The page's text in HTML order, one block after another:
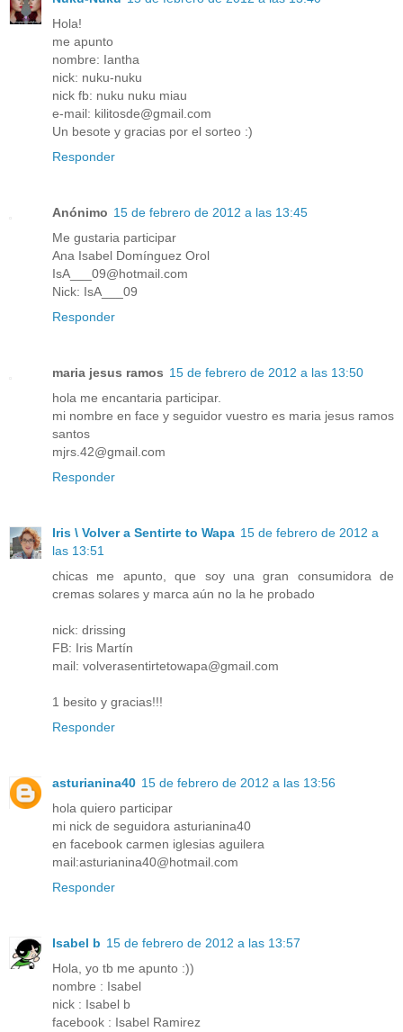
Hola!
me apunto
nombre: Iantha
nick: nuku-nuku
nick fb: nuku nuku miau
e-mail: kilitosde@gmail.com
Un besote y gracias por el sorteo :)
Responder
Anónimo 15 de febrero de 2012 a las 13:45
Me gustaria participar
Ana Isabel Domínguez Orol
IsA___09@hotmail.com
Nick: IsA___09
Responder
maria jesus ramos 15 de febrero de 2012 a las 13:50
hola me encantaria participar.
mi nombre en face y seguidor vuestro es maria jesus ramos
santos
mjrs.42@gmail.com
Responder
Iris \ Volver a Sentirte to Wapa 15 de febrero de 2012 a
las 13:51
chicas me apunto, que soy una gran consumidora de
cremas solares y marca aún no la he probado
nick: drissing
FB: Iris Martín
mail: volverasentirtetowapa@gmail.com
1 besito y gracias!!!
Responder
asturianina40 15 de febrero de 2012 a las 13:56
hola quiero participar
mi nick de seguidora asturianina40
en facebook carmen iglesias aguilera
mail:asturianina40@hotmail.com
Responder
Isabel b 15 de febrero de 2012 a las 13:57
Hola, yo tb me apunto :))
nombre : Isabel
nick : Isabel b
facebook : Isabel Ramirez